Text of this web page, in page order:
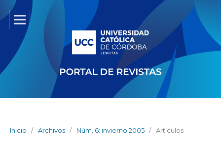
Inicio / Archivos / Núm. 6: invierno 2005 / Artículos